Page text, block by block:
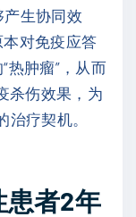
生协同效
本对免疫应答
热肿瘤”，从而
杀伤效果，为
治疗契机。
患者2年